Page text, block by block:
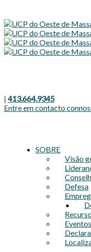
| 413.664.9345
Entre em contacto
SOBRE
Visão
Defesa
Eventos